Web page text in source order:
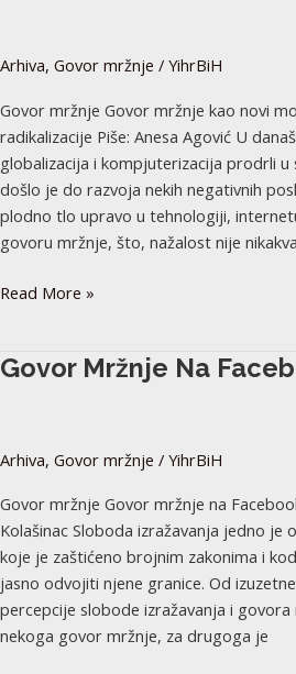
Arhiva, Govor mržnje / YihrBiH
Govor mržnje Govor mržnje kao novi
radikalizacije Piše: Anesa Agović U
globalizacija i kompjuterizacija prodrli u
došlo je do razvoja nekih negativnih
plodno tlo upravo u tehnologiji,
govoru mržnje, što, nažalost nije
faktor
Read More »
Govor Mržnje Na
Arhiva, Govor mržnje / YihrBiH
Govor mržnje Govor mržnje na
Kolašinac Sloboda izražavanja jedno je
koje je zaštićeno brojnim zakonima i
jasno odvojiti njene granice. Od
percepcije slobode izražavanja i
nekoga govor mržnje, za drugoga je
Govor
i
Twitteru